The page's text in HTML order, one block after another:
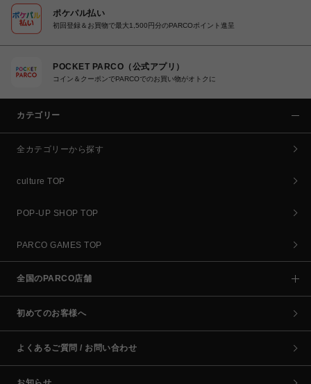
ポケパル払い
初回登録＆お買物で最大1,500円分のPARCOポイント進呈
POCKET PARCO（公式アプリ）
コイン＆クーポンでPARCOでのお買い物がオトクに
カテゴリー
全カテゴリーから探す
culture TOP
POP-UP SHOP TOP
PARCO GAMES TOP
全国のPARCO店舗
初めてのお客様へ
よくあるご質問 / お問い合わせ